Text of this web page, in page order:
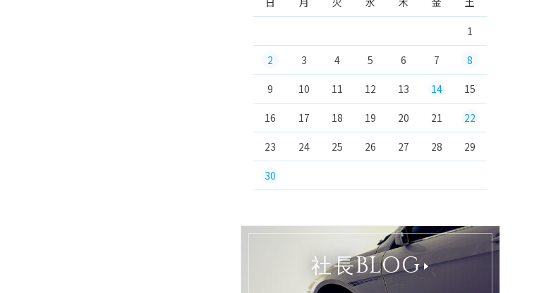
1
2 3 4 5 6 7 8
9 10 11 12 13 14 15
16 17 18 19 20 21 22
23 24 25 26 27 28 29
30
社長BLOG